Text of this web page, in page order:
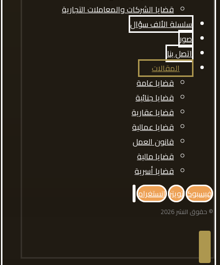
قضايا الشركات والمعاملات التجارية
سلسلة الألف سؤال
صور
اتصل بنا
المقالات
قضايا عامة
قضايا جنائية
قضايا عقارية
قضايا عمالية
قانون العمل
قضايا مالية
قضايا أسرية
فيسبوك تويتر انستغرام
© حقوق النشر 2026